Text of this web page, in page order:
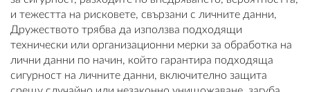
и тежестта на рисковете, свързани с личните данни,
Дружеството трябва да използва подходящи
технически или организационни мерки за обработка на
лични данни по начин, който гарантира подходяща
сигурност на личните данни, включително защита